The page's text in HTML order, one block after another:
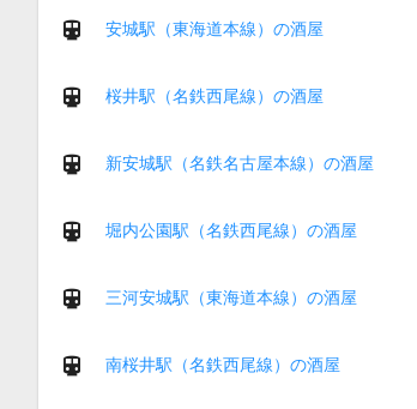
安城駅（東海道本線）の酒屋
桜井駅（名鉄西尾線）の酒屋
新安城駅（名鉄名古屋本線）の酒屋
堀内公園駅（名鉄西尾線）の酒屋
三河安城駅（東海道本線）の酒屋
南桜井駅（名鉄西尾線）の酒屋